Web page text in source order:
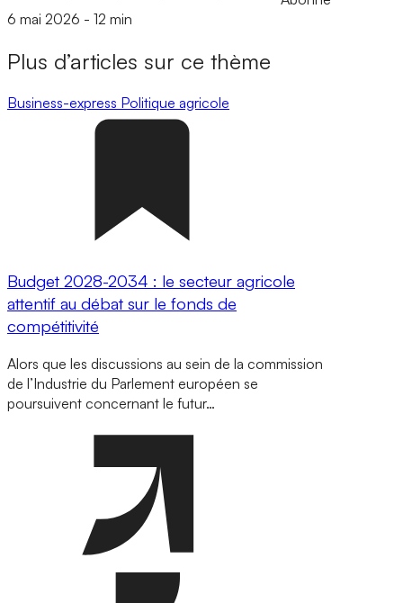
6 mai 2026 - 12 min
Plus d’articles sur ce thème
Business-express Politique agricole
Budget 2028-2034 : le secteur agricole
attentif au débat sur le fonds de
compétitivité
Alors que les discussions au sein de la commission
de l’Industrie du Parlement européen se
poursuivent concernant le futur…